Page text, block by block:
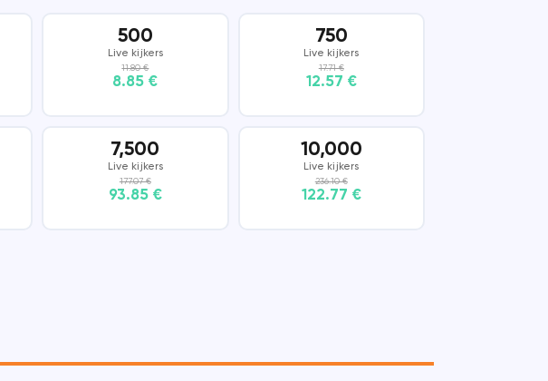
SNAPCHAT
500
Live kijkers
11.80 €
8.85 €
750
Live kijkers
17.71 €
12.57 €
7,500
Live kijkers
177.07 €
93.85 €
10,000
Live kijkers
236.10 €
122.77 €